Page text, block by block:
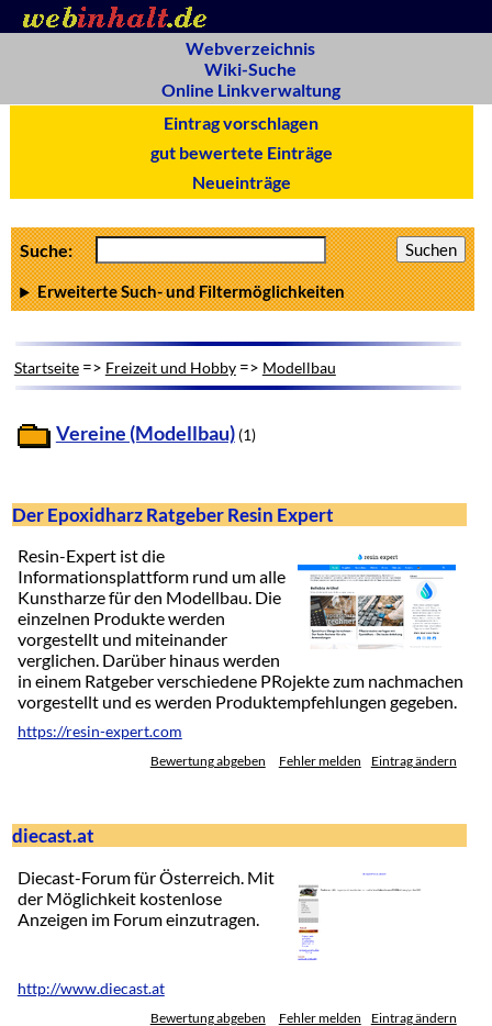
Webverzeichnis
Wiki-Suche
Online Linkverwaltung
Eintrag vorschlagen
gut bewertete Einträge
Neueinträge
Suche:
Erweiterte Such- und Filtermöglichkeiten
Startseite=> Freizeit und Hobby=> Modellbau
Vereine (Modellbau) (1)
Der Epoxidharz Ratgeber Resin Expert
Resin-Expert ist die
Informationsplattform rund um alle
Kunstharze für den Modellbau. Die
einzelnen Produkte werden
vorgestellt und miteinander
verglichen. Darüber hinaus werden
in einem Ratgeber verschiedene PRojekte zum nachmachen
vorgestellt und es werden Produktempfehlungen gegeben.
https://resin-expert.com
Bewertung abgeben Fehler melden Eintrag ändern
diecast.at
Diecast-Forum für Österreich. Mit
der Möglichkeit kostenlose
Anzeigen im Forum einzutragen.
http://www.diecast.at
Bewertung abgeben Fehler melden Eintrag ändern